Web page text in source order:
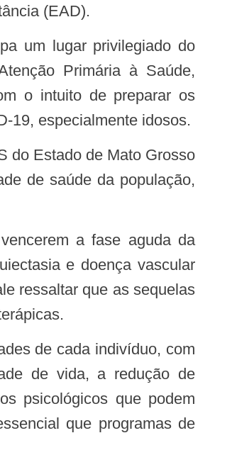
(EAD).
Primária à Saúde,
o intuito de preparar os
19, especialmente idosos.
de saúde da população,
e doença vascular
ressaltar que as sequelas
de vida, a redução de
psicológicos que podem
que programas de